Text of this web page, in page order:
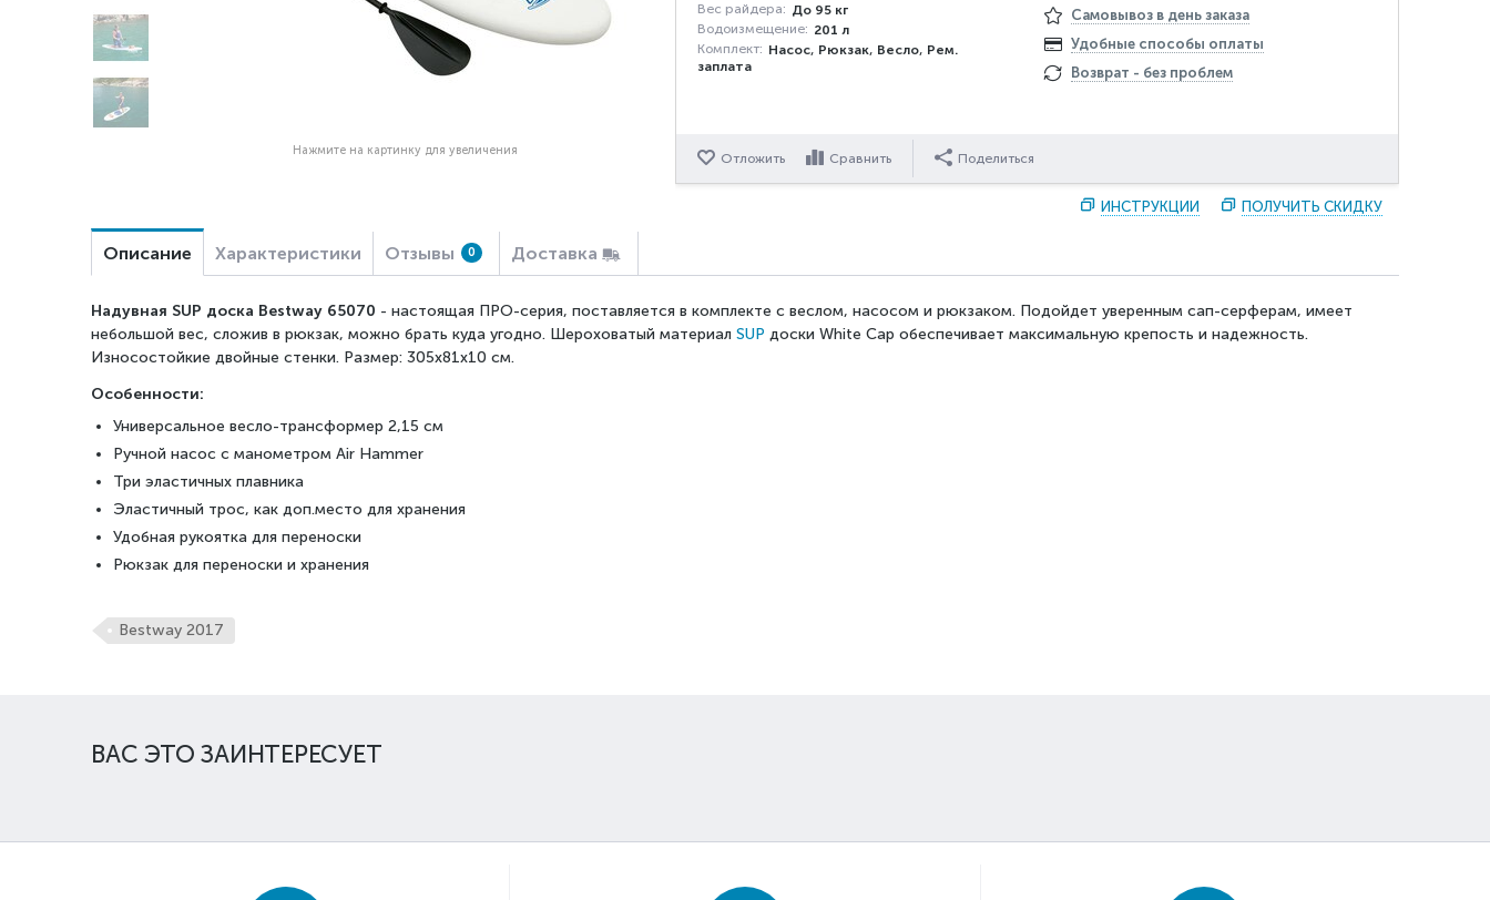
Нажмите на картинку для увеличения
Вес райдера: До 95 кг
Водоизмещение: 201 л
Комплект: Насос, Рюкзак, Весло, Рем.
заплата
Самовывоз в день заказа
Удобные способы оплаты
Возврат - без проблем
Отложить Сравнить Поделиться
ИНСТРУКЦИИ ПОЛУЧИТЬ СКИДКУ
Описание Характеристики Отзывы 0 Доставка
Надувная SUP доска Bestway 65070 - настоящая ПРО-серия, поставляется в комплекте с веслом, насосом и рюкзаком. Подойдет уверенным сап-серферам, имеет
небольшой вес, сложив в рюкзак, можно брать куда угодно. Шероховатый материал SUP доски White Cap обеспечивает максимальную крепость и надежность.
Износостойкие двойные стенки. Размер: 305x81x10 см.
Особенности:
Универсальное весло-трансформер 2,15 см
Ручной насос с манометром Air Hammer
Три эластичных плавника
Эластичный трос, как доп.место для хранения
Удобная рукоятка для переноски
Рюкзак для переноски и хранения
Bestway 2017
ВАС ЭТО ЗАИНТЕРЕСУЕТ